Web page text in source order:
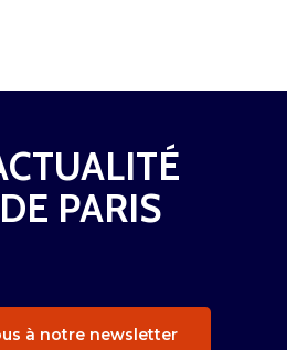
PARIS
à notre newsletter